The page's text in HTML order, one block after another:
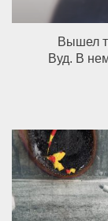
Вышел
Вуд. В